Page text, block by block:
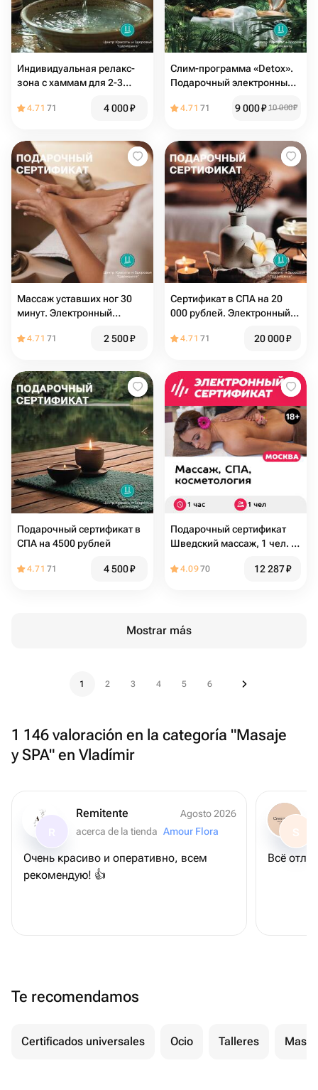
Индивидуальная релакс-
зона с хаммам для 2-3
подарочный сертификат в
4.71 71 4 000₽
Слим-программа «Detox».
Подарочный электронный
4.71 71 9 000₽ 10 000₽
Массаж уставших ног 30
минут. Электронный
СПА4.71 71 2 500₽
Сертификат в СПА на 20
000 рублей. Электронный
СПА4.71 71 20 000₽
Подарочный сертификат в
СПА на 4500 рублей
4.71 71 4 500₽
Подарочный сертификат
Шведский массаж, 1 чел. (1
4.0970 12 287₽
Mostrar más
1 2 3 4 5 6
1 146 valoración en la categoría "Masaje
y SPA" en Vladímir
Remitente
Agosto 2026
acerca de la tienda Amour Flora
Очень красиво и оперативно, всем
рекомендую! 👍
S
Всё
Te recomendamos
Certificados universales Ocio Talleres